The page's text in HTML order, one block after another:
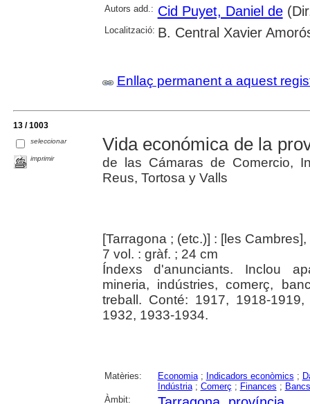
Autors add.: Cid Puyet, Daniel de
Localització: B. Central Xavier
Enllaç permanent a aquest
13 / 1003
seleccionar
imprimir
Vida económica de la
de las Cámaras de Comercio,
Reus, Tortosa y Valls
[Tarragona ; (etc.)] : [les
7 vol. : gràf. ; 24 cm
Índexs d'anunciants. Inclou
mineria, indústries, comerç,
treball. Conté: 1917, 1918-
1932, 1933-1934.
Matèries: Economia; Indicadors econòmics ;
Indústria; Comerç ; Finances ; Bancs
Àmbit: